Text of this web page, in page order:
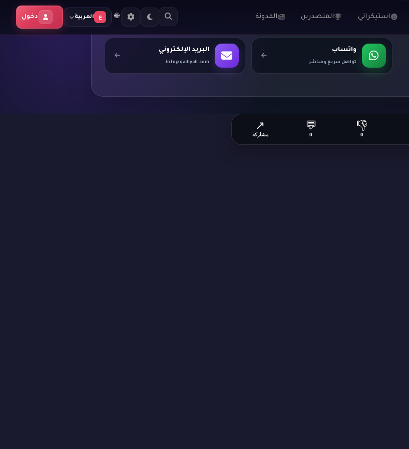
استيكراتي المتصدرين المدونة 🌐 ع العربية دخول
واتساب
تواصل سريع ومباشر
البريد الإلكتروني
info@qadiyah.com
👎
0
💬
0
↗
مشاركة